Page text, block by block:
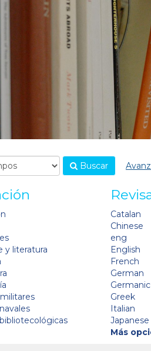
Buscar
y literatura
Catalan
Chinese
eng
English
French
German
Germanic
Greek
Italian
Japanese
Más